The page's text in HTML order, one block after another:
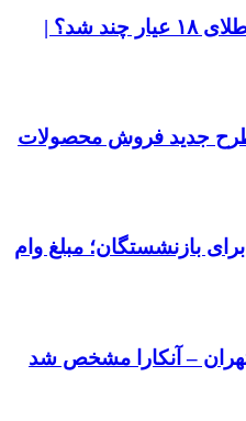
سکه کانال عوض کرد؛ طلای ۱۸ عیار چند شد؟ |
طرح جدید فروش محصولات
برای بازنشستگان؛ مبلغ وام
– آنکارا مشخص شد